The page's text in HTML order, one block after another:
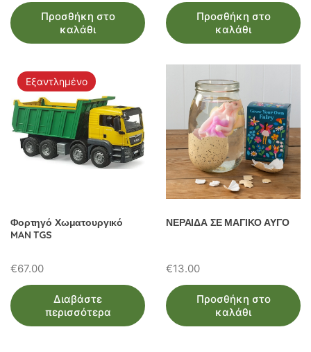
Προσθήκη στο
καλάθι
Προσθήκη στο
καλάθι
Εξαντλημένο
Φορτηγό Χωματουργικό
MAN TGS
€67.00
Διαβάστε
περισσότερα
ΝΕΡΑΙΔΑ ΣΕ ΜΑΓΙΚΟ ΑΥΓΟ
€13.00
Προσθήκη στο
καλάθι